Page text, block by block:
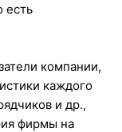
есть
компании,
каждого
и др.,
фирмы на